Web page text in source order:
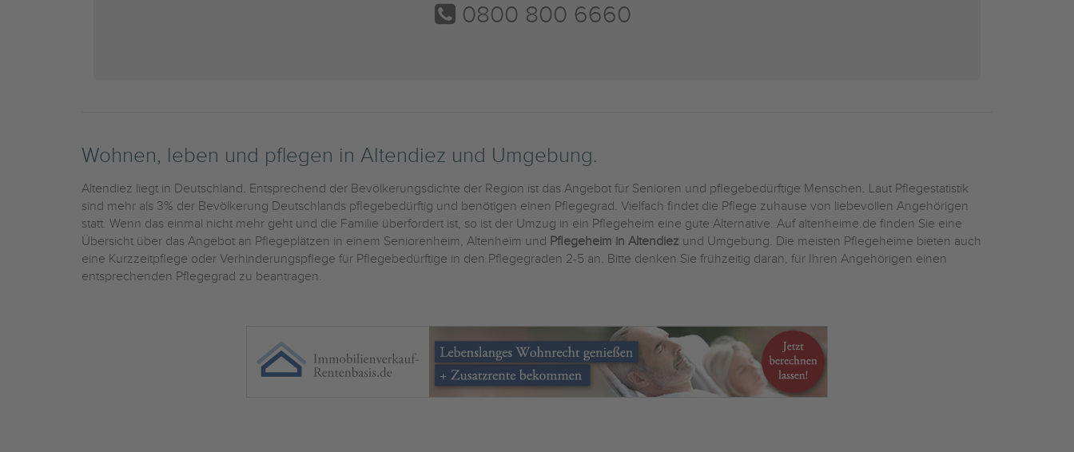
0800 800 6660
Wohnen, leben und pflegen in Altendiez und Umgebung.
Altendiez liegt in Deutschland. Entsprechend der Bevölkerungsdichte der Region ist das Angebot für Senioren und pflegebedürftige Menschen. Laut Pflegestatistik
sind mehr als 3% der Bevölkerung Deutschlands pflegebedürftig und benötigen einen Pflegegrad. Vielfach findet die Pflege zuhause von liebevollen Angehörigen
statt. Wenn das einmal nicht mehr geht und die Familie überfordert ist, so ist der Umzug in ein Pflegeheim eine gute Alternative. Auf altenheime.de finden Sie eine
Übersicht über das Angebot an Pflegeplätzen in einem Seniorenheim, Altenheim und Pflegeheim in Altendiez und Umgebung. Die meisten Pflegeheime bieten auch
eine Kurzzeitpflege oder Verhinderungspflege für Pflegebedürftige in den Pflegegraden 2-5 an. Bitte denken Sie frühzeitig daran, für Ihren Angehörigen einen
entsprechenden Pflegegrad zu beantragen.